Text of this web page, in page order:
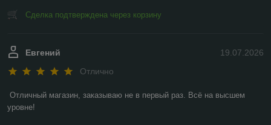
Сделка подтверждена через корзину
19.07.2026
Евгений
Отлично
Отличный магазин, заказываю не в первый раз. Всё на высшем
уровне!